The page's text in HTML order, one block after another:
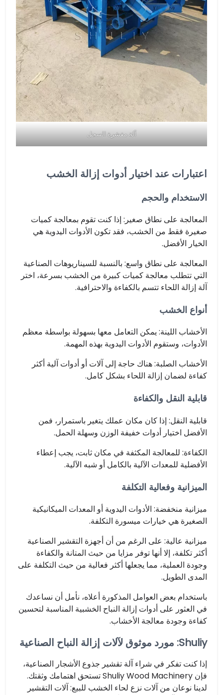
آلة مقشرة السجل
اعتبارات عند اختيار أدوات إزالة الخشب
الاستخدام والحجم
المعالجة على نطاق صغير: إذا كنت تقوم بمعالجة كميات
صغيرة فقط من الخشب، فقد تكون الأدوات اليدوية هي
الخيار الأفضل.
المعالجة على نطاق واسع: بالنسبة للسيناريوهات الصناعية
التي تتطلب معالجة كميات كبيرة من الخشب بسرعة، اختر
آلة إزالة اللحاء تتسم بالكفاءة والاحترافية.
أنواع الخشب
الأخشاب اللينة: يمكن التعامل معها بسهولة بواسطة معظم
الأدوات، وستقوم الأدوات اليدوية بهذه المهمة.
الأخشاب الصلبة: هناك حاجة إلى آلات أو أدوات آلية أكثر
كفاءة لضمان إزالة اللحاء بشكل كامل.
قابلية النقل والكفاءة
قابلية النقل: إذا كان مكان عملك يتغير باستمرار، فمن
الأفضل اختيار أدوات خفيفة الوزن وسهلة الحمل.
الكفاءة: للمعالجة المكثفة في مكان ثابت، يجب إعطاء
الأفضلية للمعدات الآلية بالكامل أو شبه الآلية.
الميزانية وفعالية التكلفة
ميزانية منخفضة: الأدوات اليدوية أو المعدات الميكانيكية
الصغيرة هي خيارات ميسورة التكلفة.
ميزانية عالية: على الرغم من أن أجهزة التقشير الصناعية
أكثر تكلفة، إلا أنها توفر مزايا من حيث المتانة والكفاءة
وجودة العملية، مما يجعلها أكثر فعالية من حيث التكلفة على
المدى الطويل.
باستخدام بعض العوامل المذكورة أعلاه، نأمل أن نساعدك
في العثور على أدوات إزالة النباح الخشبية المناسبة لتحسين
كفاءة وجودة معالجة الأخشاب.
Shuliy: مورد موثوق لآلات إزالة النباح الصناعية
إذا كنت تفكر في شراء آلة تقشير جذوع الأشجار الصناعية،
فإن Shuliy Wood Machinery تستحق اهتمامك وثقتك.
لدينا نوعان من آلات نزع لحاء الخشب للبيع: آلات التقشير